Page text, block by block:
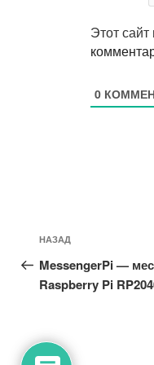
Этот
0
Навигация
по
записям
Предыдущая
запись:
НАЗАД
MessengerPi —
Raspberry Pi